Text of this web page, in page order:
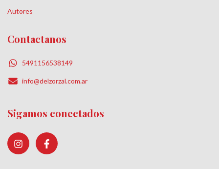
Autores
Contactanos
5491156538149
info@delzorzal.com.ar
Sigamos conectados